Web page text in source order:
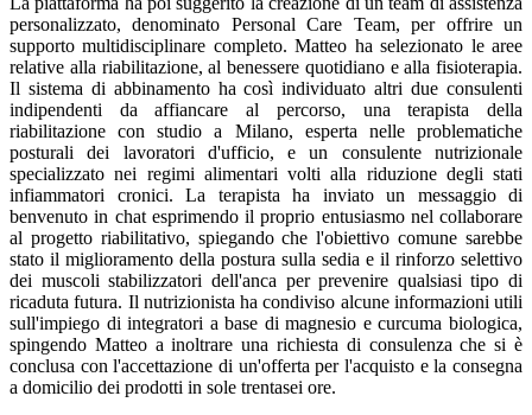
personalizzato, denominato Personal Care Team, per offrire un
supporto multidisciplinare completo. Matteo ha selezionato le aree
relative alla riabilitazione, al benessere quotidiano e alla fisioterapia.
Il sistema di abbinamento ha così individuato altri due consulenti
indipendenti da affiancare al percorso, una terapista della
riabilitazione con studio a Milano, esperta nelle problematiche
posturali dei lavoratori d'ufficio, e un consulente nutrizionale
specializzato nei regimi alimentari volti alla riduzione degli stati
infiammatori cronici. La terapista ha inviato un messaggio di
benvenuto in chat esprimendo il proprio entusiasmo nel collaborare
al progetto riabilitativo, spiegando che l'obiettivo comune sarebbe
stato il miglioramento della postura sulla sedia e il rinforzo selettivo
dei muscoli stabilizzatori dell'anca per prevenire qualsiasi tipo di
ricaduta futura. Il nutrizionista ha condiviso alcune informazioni utili
sull'impiego di integratori a base di magnesio e curcuma biologica,
spingendo Matteo a inoltrare una richiesta di consulenza che si è
conclusa con l'accettazione di un'offerta per l'acquisto e la consegna
a domicilio dei prodotti in sole trentasei ore.